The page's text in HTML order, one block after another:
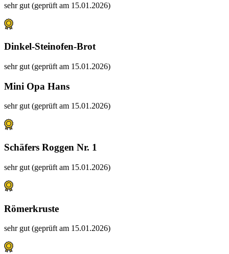
sehr gut (geprüft am 15.01.2026)
Dinkel-Steinofen-Brot
sehr gut (geprüft am 15.01.2026)
Mini Opa Hans
sehr gut (geprüft am 15.01.2026)
Schäfers Roggen Nr. 1
sehr gut (geprüft am 15.01.2026)
Römerkruste
sehr gut (geprüft am 15.01.2026)